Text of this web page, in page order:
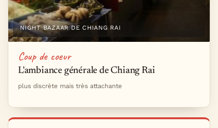
NIGHT BAZAAR DE CHIANG RAI
Coup de coeur
L'ambiance générale de Chiang Rai
plus discrète mais très attachante